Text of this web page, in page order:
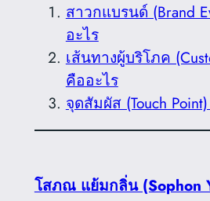
สาวกแบรนด์ (Brand
อะไร
เส้นทางผู้บริโภค
คืออะไร
จุดสัมผัส (Touch
โสภณ แย้มกลิ่น (Sophon